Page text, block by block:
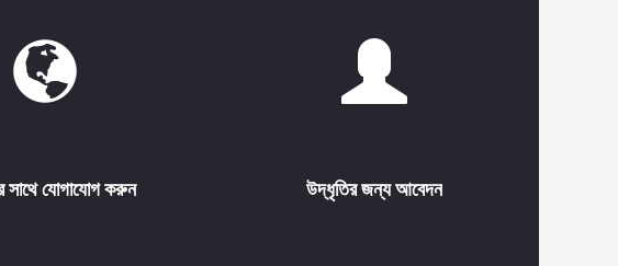
সাথে যোগাযোগ করুন উদ্ধৃতির জন্য আবেদন